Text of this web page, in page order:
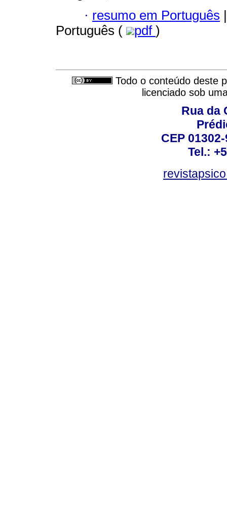
· resumo em Português |
Português (
pdf )
Todo o conteúdo deste
licenciado sob
Rua da
CEP
Tel.: